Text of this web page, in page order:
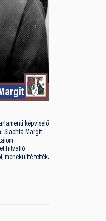
képviselő
Slachta Margit
hitvalló
menekültté tették.